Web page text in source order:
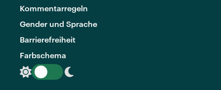
Kommentarregeln
Gender und Sprache
Barrierefreiheit
Farbschema